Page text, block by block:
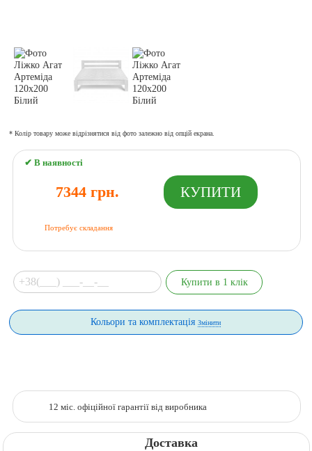
* Колір товару може відрізнятися від фото залежно від опцій екрана.
✔ В наявності
7344 грн.
Потребує складання
Кольори та комплектаціяЗмінити
12 міс. офіційної гарантії від виробника
Доставка